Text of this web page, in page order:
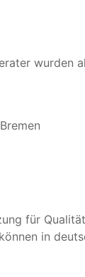
wurden
für
in